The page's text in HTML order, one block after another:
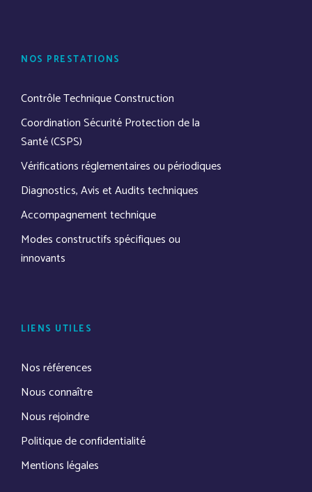
NOS PRESTATIONS
Contrôle Technique Construction
Coordination Sécurité Protection de la
Santé (CSPS)
Vérifications réglementaires ou périodiques
Diagnostics, Avis et Audits techniques
Accompagnement technique
Modes constructifs spécifiques ou
innovants
LIENS UTILES
Nos références
Nous connaître
Nous rejoindre
Politique de confidentialité
Mentions légales